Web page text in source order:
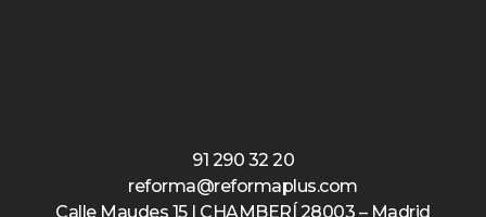
91 290 32 20
reforma@reformaplus.com
Calle Maudes 15 | CHAMBERÍ 28003 – Madrid